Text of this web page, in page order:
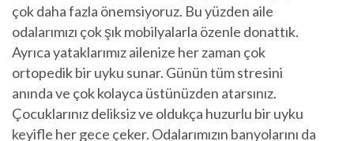
çok daha fazla önemsiyoruz. Bu yüzden aile
odalarımızı çok şık mobilyalarla özenle donattık.
Ayrıca yataklarımız ailenize her zaman çok
ortopedik bir uyku sunar. Günün tüm stresini
anında ve çok kolayca üstünüzden atarsınız.
Çocuklarınız deliksiz ve oldukça huzurlu bir uyku
keyifle her gece çeker. Odalarımızın banyolarını da